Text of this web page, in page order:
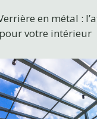
en métal :
pour votre intérieur